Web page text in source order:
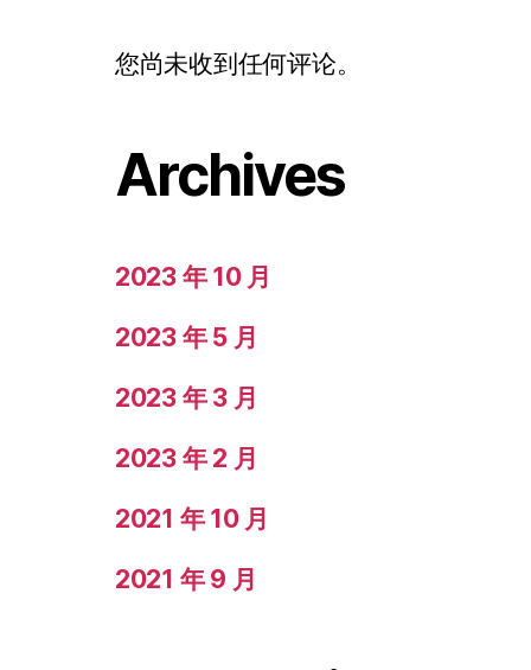
您尚未收到任何评论。
Archives
2023 年 10 月
2023 年 5 月
2023 年 3 月
2023 年 2 月
2021 年 10 月
2021 年 9 月